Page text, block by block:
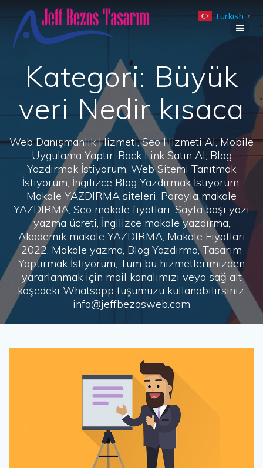
to
Kategori: Büyük
veri Nedir kısaca
Web Danışmanlık Hizmeti, Seo Hizmeti Al, Mobile
Uygulama Yaptır, Back Link Satın Al, Blog
Yazdırmak İstiyorum, Web Sitemi Tanıtmak
İstiyorum, İngilizce Blog Yazdırmak İstiyorum,
Makale YAZDIRMA siteleri, Parayla makale
YAZDIRMA, Seo makale fiyatları, Sayfa başı yazı
yazma ücreti, İngilizce makale yazdırma,
Akademik makale YAZDIRMA, Makale Fiyatları
2022, Makale yazma, Blog Yazdırma, Tasarım
Yaptırmak İstiyorum, Tüm bu hizmetlerimizden
yararlanmak için mail kanalımızı veya sağ alt
köşedeki Whatsapp tuşumuzu kullanabilirsiniz.
info@jeffbezosweb.com
Turkish ▼